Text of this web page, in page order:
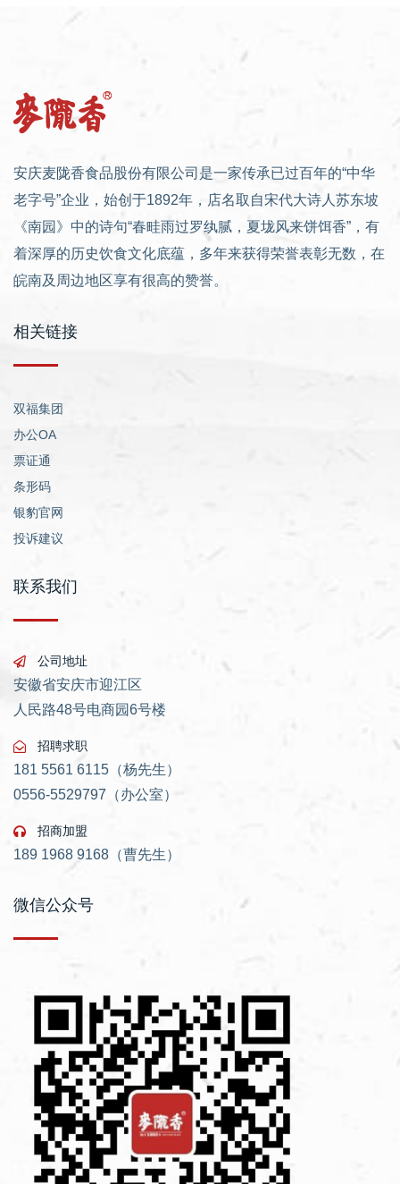
安庆麦陇香食品股份有限公司是一家传承已过百年的“中华
老字号”企业，始创于1892年，店名取自宋代大诗人苏东坡
《南园》中的诗句“春畦雨过罗纨腻，夏垅风来饼饵香”，有
着深厚的历史饮食文化底蕴，多年来获得荣誉表彰无数，在
皖南及周边地区享有很高的赞誉。
相关链接
双福集团
办公OA
票证通
条形码
银豹官网
投诉建议
联系我们
公司地址
安徽省安庆市迎江区
人民路48号电商园6号楼
招聘求职
181 5561 6115（杨先生）
0556-5529797（办公室）
招商加盟
189 1968 9168（曹先生）
微信公众号